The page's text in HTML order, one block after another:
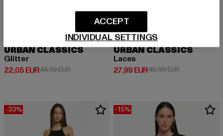
URBAN CLASSICS
Glitter
22,05 EUR
Derzeitiger Preis: 22,05 EUR
44,99 EURAktionspreis: 44,99 EUR
URBAN CLASSICS
Laces
27,99 EUR
Derzeitiger Preis: 27,99 EUR
49,99 EURAktionspreis:
-33% -15%
INDIVIDUAL SETTINGS
ACCEPT